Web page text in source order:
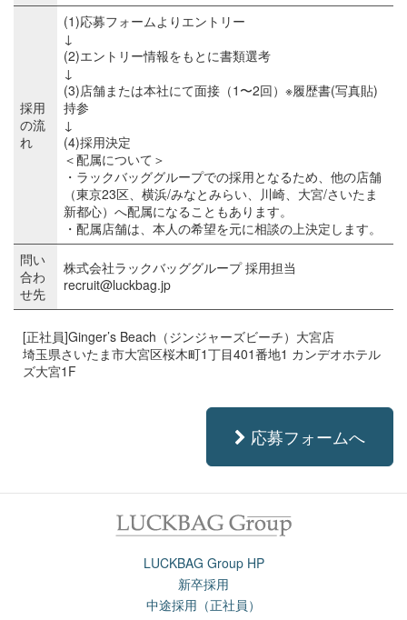
採用
の流
れ
(1)応募フォームよりエントリー
↓
(2)エントリー情報をもとに書類選考
↓
(3)店舗または本社にて面接（1〜2回）※履歴書(写真貼)
持参
↓
(4)採用決定
＜配属について＞
・ラックバッググループでの採用となるため、他の店舗
（東京23区、横浜/みなとみらい、川崎、大宮/さいたま
新都心）へ配属になることもあります。
・配属店舗は、本人の希望を元に相談の上決定します。
問い
合わ
せ先
株式会社ラックバッググループ 採用担当
recruit@luckbag.jp
[正社員]Ginger’s Beach（ジンジャーズビーチ）大宮店
埼玉県さいたま市大宮区桜木町1丁目401番地1 カンデオホテル
ズ大宮1F
応募フォームへ
LUCKBAG Group HP
新卒採用
中途採用（正社員）